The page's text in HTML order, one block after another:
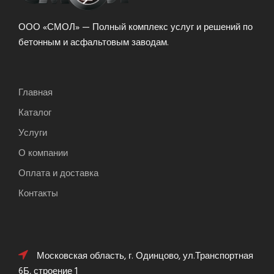
ООО «СМОЛ» — Полный комплекс услуг и решений по
бетонным и асфальтовым заводам.
Главная
Каталог
Услуги
О компании
Оплата и доставка
Контакты
Московская область, г. Одинцово, ул.Транспортная